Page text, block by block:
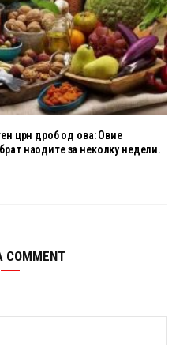
црн дроб од ова: Овие
наодите за неколку недели.
COMMENT